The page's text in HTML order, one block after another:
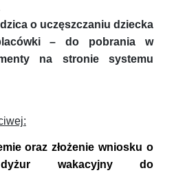
o uczęszczaniu dziecka
– do pobrania w
na stronie systemu
oraz złożenie wniosku o
wakacyjny do